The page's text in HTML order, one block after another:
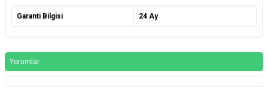
Garanti Bilgisi 24 Ay
Yorumlar